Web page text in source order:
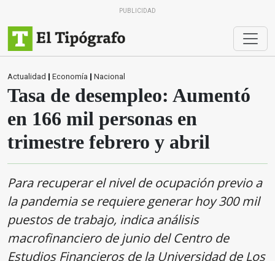
PUBLICIDAD
Actualidad | Economía | Nacional
Tasa de desempleo: Aumentó
en 166 mil personas en
trimestre febrero y abril
Para recuperar el nivel de ocupación previo a
la pandemia se requiere generar hoy 300 mil
puestos de trabajo, indica análisis
macrofinanciero de junio del Centro de
Estudios Financieros de la Universidad de Los